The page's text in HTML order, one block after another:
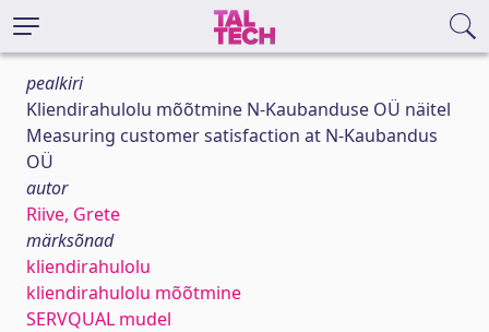
pealkiri
Kliendirahulolu mõõtmine N-Kaubanduse OÜ näitel
Measuring customer satisfaction at N-Kaubandus
OÜ
autor
Riive, Grete
märksõnad
kliendirahulolu
kliendirahulolu mõõtmine
SERVQUAL mudel